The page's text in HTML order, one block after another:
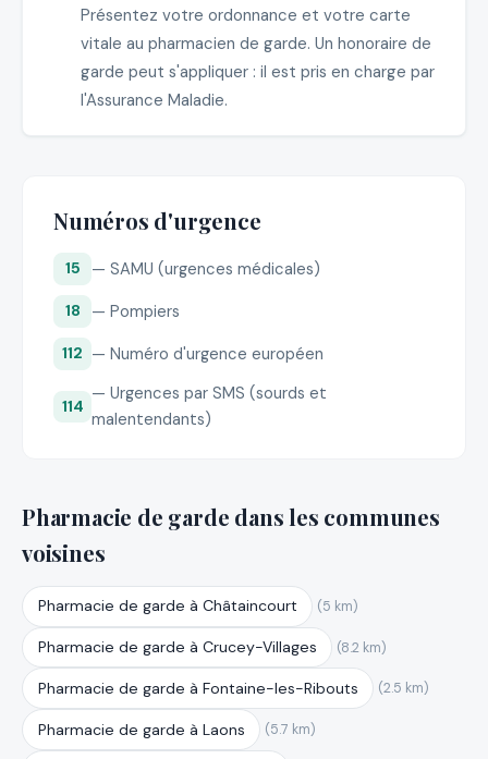
Présentez votre ordonnance et votre carte
vitale au pharmacien de garde. Un honoraire de
garde peut s'appliquer : il est pris en charge par
l'Assurance Maladie.
Numéros d'urgence
15 — SAMU (urgences médicales)
18 — Pompiers
112 — Numéro d'urgence européen
114
— Urgences par SMS (sourds et
malentendants)
Pharmacie de garde dans les communes
voisines
Pharmacie de garde à Châtaincourt (5 km)
Pharmacie de garde à Crucey-Villages (8.2 km)
Pharmacie de garde à Fontaine-les-Ribouts (2.5 km)
Pharmacie de garde à Laons (5.7 km)